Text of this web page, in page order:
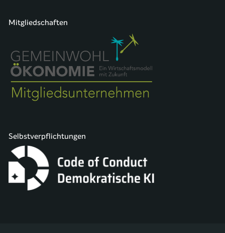
Mitgliedschaften
Selbstverpflichtungen